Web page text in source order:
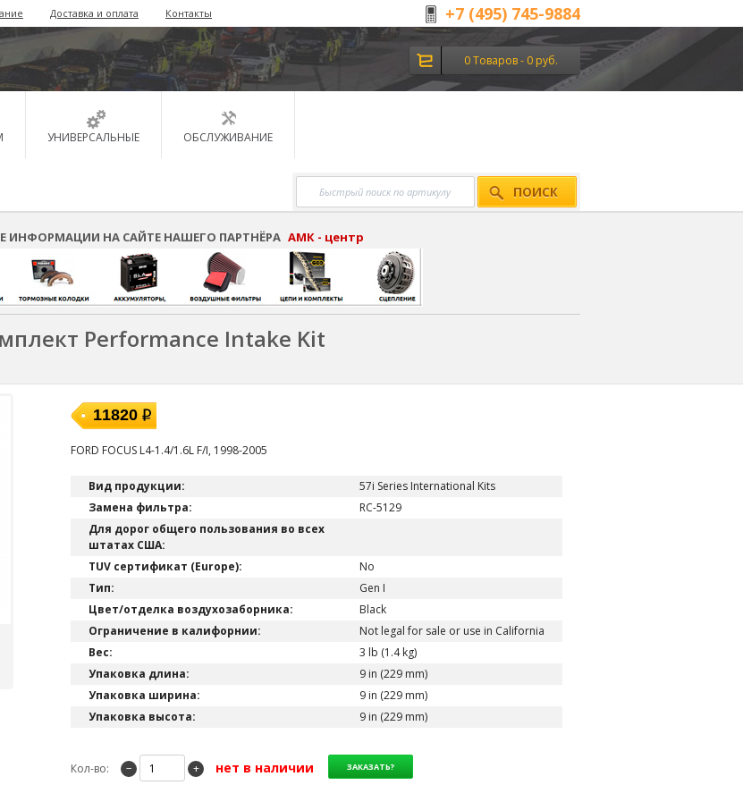
Доставка и оплата Контакты +7 (495) 745-9884
0 Товаров - 0 руб.
УНИВЕРСАЛЬНЫЕ ОБСЛУЖИВАНИЕ
ПОИСК
ИНФОРМАЦИИ НА САЙТЕ НАШЕГО ПАРТНЁРА АМК - центр
Performance Intake Kit
11820
FORD FOCUS L4-1.4/1.6L F/I, 1998-2005
Вид продукции:
57i Series International Kits
Замена фильтра:
RC-5129
Для дорог общего пользования во всех
штатах США:
TUV сертификат (Europe):
No
Тип:
Gen I
Цвет/отделка воздухозаборника:
Black
Ограничение в калифорнии:
Not legal for sale or use in California
Вес:
3 lb (1.4 kg)
Упаковка длина:
9 in (229 mm)
Упаковка ширина:
9 in (229 mm)
Упаковка высота:
9 in (229 mm)
Кол-во: − + нет в наличии